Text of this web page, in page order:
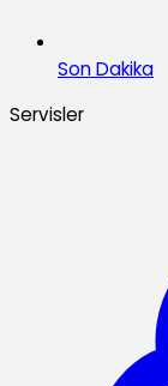
Son Dakika
Servisler